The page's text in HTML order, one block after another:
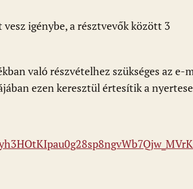
igénybe, a résztvevők között 3
való részvételhez szükséges az e-
ezen keresztül értesítik a